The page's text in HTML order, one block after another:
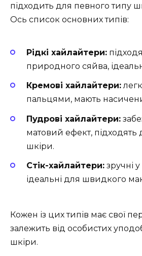
підходить для певного типу
Ось список основних типів:
Рідкі хайлайтери:
природного сяйва,
Кремові хайлайтери:
пальцями, мають
Пудрові хайлайтери:
матовий ефект, підходять
шкіри.
Стік-хайлайтери: зручні
ідеальні для швидкого
Кожен із цих типів має свої
залежить від особистих
шкіри.